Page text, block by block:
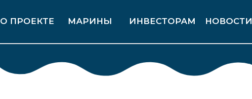
О ПРОЕКТЕ МАРИНЫ ИНВЕСТОРАМ НОВОСТИ